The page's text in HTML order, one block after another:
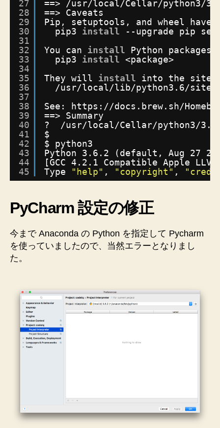
27
28
29
30
31
32
33
34
35
36
37
38
39
40
41
42
43
44
45
==> /usr/local/Cellar/python3/3
==> Caveats
Pip, setuptools, and wheel have
pip3 install
--upgrade pip
You can install
Python packages
pip3 install <package>
They will install
into the site-
/usr/local/lib/python3 .6/site-
See: https: //docs .brew.sh/
==> Summary
? /usr/local/Cellar/python3/3
$
$ python3
Python 3.6.2 (default, Aug 27
[GCC 4.2.1 Compatible Apple
Type
"help" , "copyright" ,
PyCharm 設定の修正
今まで Anaconda の Python を指定して Pycharm
を使っていましたので、当然エラーとなりまし
た。